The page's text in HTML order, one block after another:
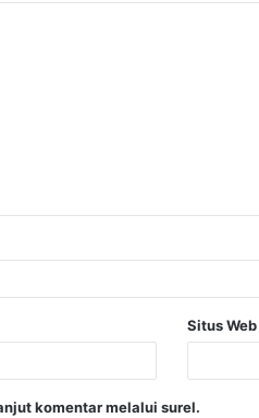
Situs Web
komentar melalui surel.